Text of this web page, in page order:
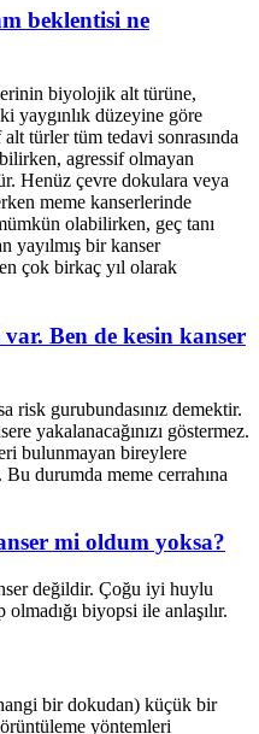
beklentisi ne
biyolojik alt türüne,
yaygınlık düzeyine göre
türler tüm tedavi sonrasında
agressif olmayan
Henüz çevre dokulara veya
meme kanserlerinde
olabilirken, geç tanı
yayılmış bir kanser
çok birkaç yıl olarak
Ben de kesin kanser
risk gurubundasınız demektir.
yakalanacağınızı göstermez.
bulunmayan bireylere
durumda meme cerrahına
mi oldum yoksa?
değildir. Çoğu iyi huylu
biyopsi ile anlaşılır.
bir dokudan) küçük bir
yöntemleri